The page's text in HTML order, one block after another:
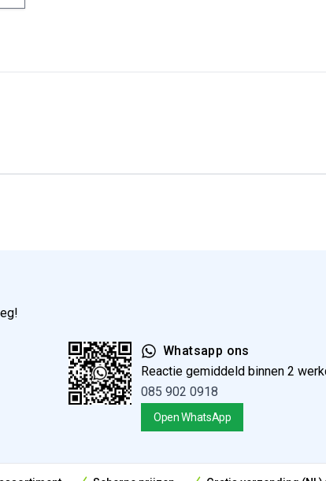
Whatsapp ons
Reactie gemiddeld binnen 2
085 902 0918
Open WhatsApp